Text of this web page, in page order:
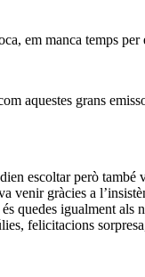
em manca temps
aquestes grans
escoltar però també
venir gràcies a
quedes igualment
felicitacions